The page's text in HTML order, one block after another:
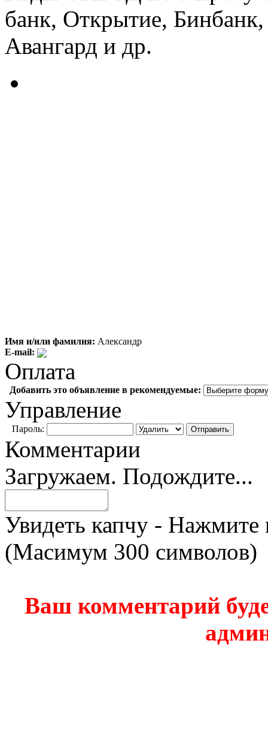
банк, Открытие,
Авангард и др.
Имя и/или фамилия: Александр
E-mail:
Оплата
Добавить это объявление в рекомендуемые:
Управление
Пароль:
Комментарии
Загружаем. Подождите...
Увидеть капчу - Нажмите
(Масимум 300 символов)
Ваш комментарий